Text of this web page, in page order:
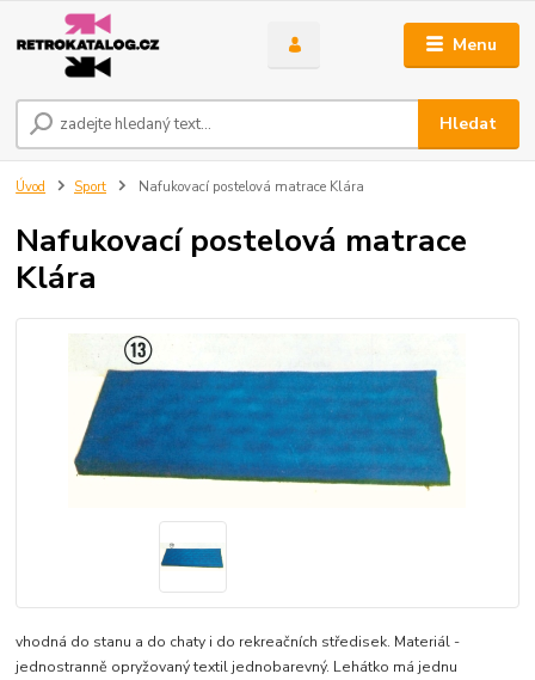
Menu
Hledat
Úvod Sport Nafukovací postelová matrace Klára
Nafukovací postelová matrace
Klára
vhodná do stanu a do chaty i do rekreačních středisek. Materiál -
jednostranně opryžovaný textil jednobarevný. Lehátko má jednu